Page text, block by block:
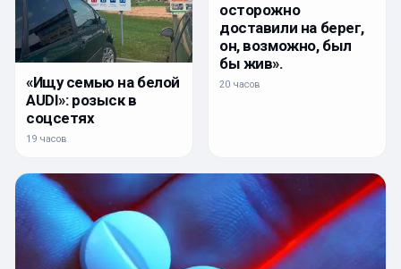
«Ищу семью на белой
AUDI»: розыск в
соцсетях
19 часов
осторожно
доставили на берег,
он, возможно, был
бы жив».
20 часов